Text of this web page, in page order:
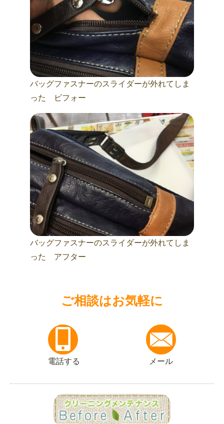
バッグファスナーのスライダーが外れてしま
った ビフォー
バッグファスナーのスライダーが外れてしま
った アフター
ご相談はお気軽に
電話する メール